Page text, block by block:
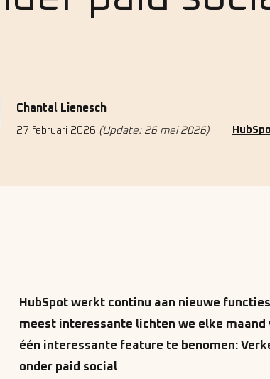
Chantal Lienesch
27 februari 2026 (Update: 26 mei 2026)
HubSpot werkt continu aan nieuwe
meest interessante lichten we elke maand
één interessante feature te benomen:
onder paid social